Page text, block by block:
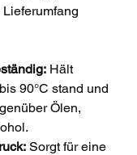
Hält
90°C stand und
Ölen,
Sorgt für eine